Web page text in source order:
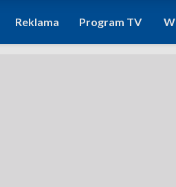
Reklama Program TV